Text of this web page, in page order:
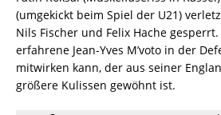
(umgekickt beim Spiel der U21)
Nils Fischer und Felix Hache
erfahrene Jean-Yves M’voto in der
mitwirken kann, der aus seiner
größere Kulissen gewöhnt ist.